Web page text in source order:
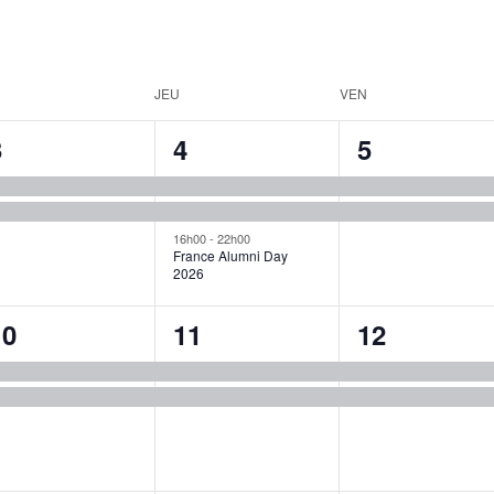
JEU VEN
3
évènements,
4
16h00- 22h00
France Alumni Day
2026
2
5
2
évènements,
11
2
12